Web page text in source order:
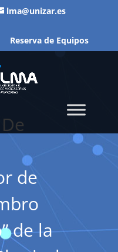
lma@unizar.es
Reserva de Equipos
de
de la